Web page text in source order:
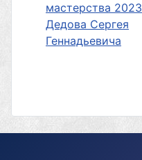
мастерства 2023
Дедова Сергея
Геннадьевича